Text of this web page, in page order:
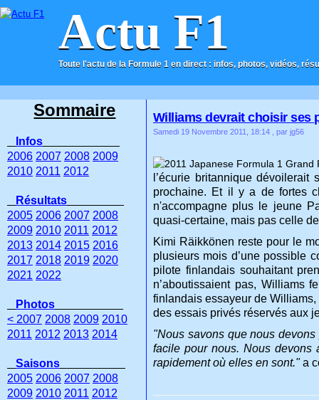
Actu F1
Toute l'actu de la Formule 1 en direct : infos, photos, vidéos,
ACCUEIL CONTACT
Williams devrait choisir ses
Samedi 19 Novembre 2011, 18:14 , par jg56
l’écurie britannique
prochaine. Et il y a de fortes
n'accompagne plus le jeune
quasi-certaine, mais pas celle
Kimi Räikkönen reste pour le
plusieurs mois d’une possible
pilote finlandais souhaitant
n’aboutissaient pas, Williams
finlandais essayeur de
des essais privés réservés aux
"Nous savons que nous
facile pour nous. Nous devons
rapidement où elles en sont."a
Sommaire
Infos
2006 2007 2008 2009
2010 2011 2012
Résultats
2005 2006 2007 2008
2009 2010 2011 2012
2013 2014 2015 2016
2017 2018 2019 2020
2021 2022
Photos
< 2007 2008 2009 2010
2011 2012 2013 2014
Saisons
2005 2006 2007 2008
2009 2010 2011 2012